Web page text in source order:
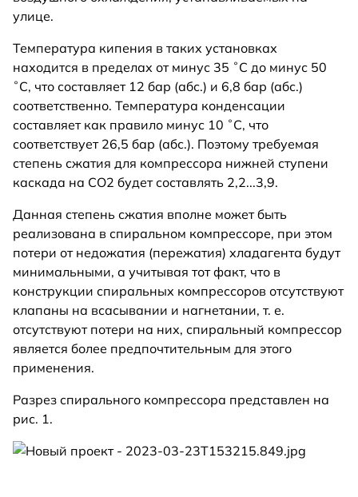
улице.
Температура кипения в таких установках
находится в пределах от минус 35 ˚С до минус 50
˚С, что составляет 12 бар (абс.) и 6,8 бар (абс.)
соответственно. Температура конденсации
составляет как правило минус 10 ˚С, что
соответствует 26,5 бар (абс.). Поэтому требуемая
степень сжатия для компрессора нижней ступени
каскада на СО2 будет составлять 2,2...3,9.
Данная степень сжатия вполне может быть
реализована в спиральном компрессоре, при этом
потери от недожатия (пережатия) хладагента будут
минимальными, а учитывая тот факт, что в
конструкции спиральных компрессоров отсутствуют
клапаны на всасывании и нагнетании, т. е.
отсутствуют потери на них, спиральный компрессор
является более предпочтительным для этого
применения.
Разрез спирального компрессора представлен на
рис. 1.